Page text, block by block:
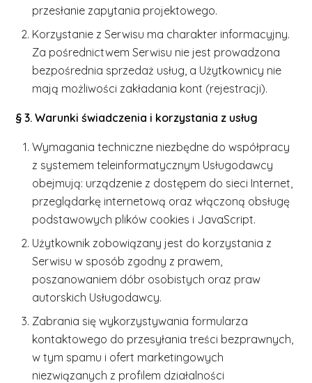
przesłanie zapytania projektowego.
Korzystanie z Serwisu ma charakter informacyjny.
Za pośrednictwem Serwisu nie jest prowadzona
bezpośrednia sprzedaż usług, a Użytkownicy nie
mają możliwości zakładania kont (rejestracji).
§ 3. Warunki świadczenia i korzystania z usług
Wymagania techniczne niezbędne do współpracy
z systemem teleinformatycznym Usługodawcy
obejmują: urządzenie z dostępem do sieci Internet,
przeglądarkę internetową oraz włączoną obsługę
podstawowych plików cookies i JavaScript.
Użytkownik zobowiązany jest do korzystania z
Serwisu w sposób zgodny z prawem,
poszanowaniem dóbr osobistych oraz praw
autorskich Usługodawcy.
Zabrania się wykorzystywania formularza
kontaktowego do przesyłania treści bezprawnych,
w tym spamu i ofert marketingowych
niezwiązanych z profilem działalności